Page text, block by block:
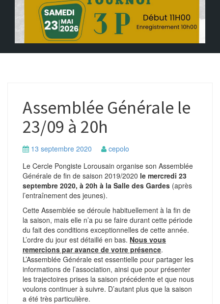
Assemblée Générale le
23/09 à 20h
13 septembre 2020
cepolo
Le Cercle Pongiste Lorousain organise son Assemblée
Générale de fin de saison 2019/2020 le mercredi 23
septembre 2020, à 20h à la Salle des Gardes (après
l’entraînement des jeunes).
Cette Assemblée se déroule habituellement à la fin de
la saison, mais elle n’a pu se faire durant cette période
du fait des conditions exceptionnelles de cette année.
L’ordre du jour est détaillé en bas. Nous vous
remercions par avance de votre présence.
L’Assemblée Générale est essentielle pour partager les
informations de l’association, ainsi que pour présenter
les trajectoires prises la saison précédente et que nous
voulons continuer à suivre. D’autant plus que la saison
a été très particulière.